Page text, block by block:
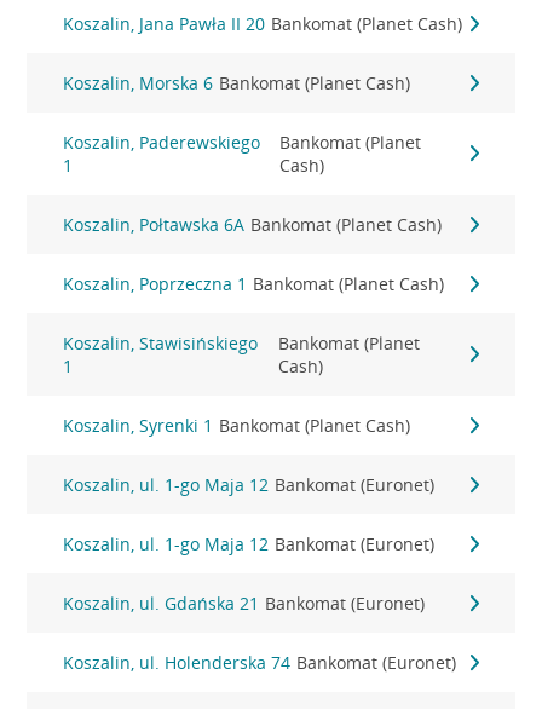
Koszalin, Jana Pawła II 20 Bankomat (Planet Cash)
Koszalin, Morska 6 Bankomat (Planet Cash)
Koszalin, Paderewskiego
1
Bankomat (Planet
Cash)
Koszalin, Połtawska 6A Bankomat (Planet Cash)
Koszalin, Poprzeczna 1 Bankomat (Planet Cash)
Koszalin, Stawisińskiego
1
Bankomat (Planet
Cash)
Koszalin, Syrenki 1 Bankomat (Planet Cash)
Koszalin, ul. 1-go Maja 12 Bankomat (Euronet)
Koszalin, ul. 1-go Maja 12 Bankomat (Euronet)
Koszalin, ul. Gdańska 21 Bankomat (Euronet)
Koszalin, ul. Holenderska 74 Bankomat (Euronet)